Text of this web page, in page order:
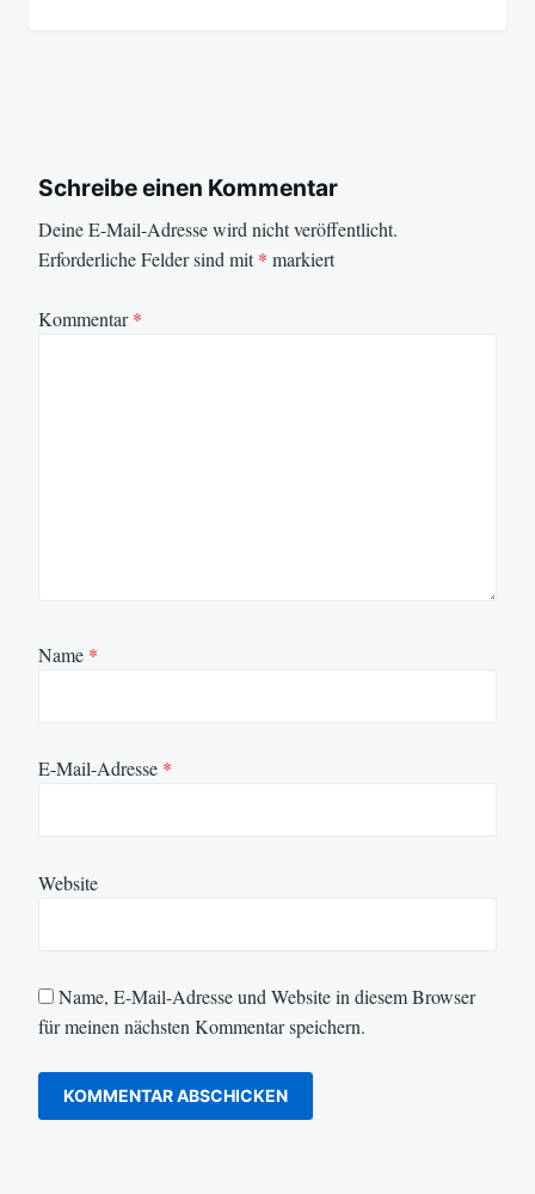
Schreibe einen Kommentar
Deine E-Mail-Adresse wird nicht veröffentlicht.
Erforderliche Felder sind mit* markiert
Kommentar*
Name *
E-Mail-Adresse *
Website
Name, E-Mail-Adresse und Website in diesem Browser
für meinen nächsten Kommentar speichern.